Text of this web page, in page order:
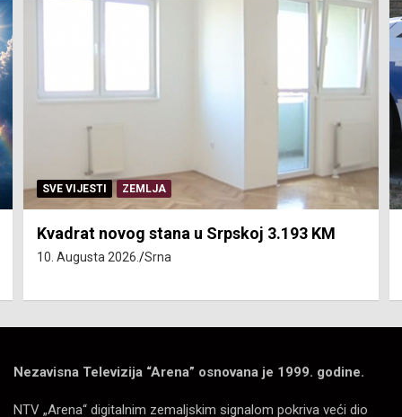
SVE VIJESTI ZEMLJA
U sudaru povrijeđeni vozač motocikla i
saputnik
Nezavisna Televizija “Arena” osnovana je 1999. godine.
NTV „Arena“ digitalnim zemaljskim signalom pokriva veći dio